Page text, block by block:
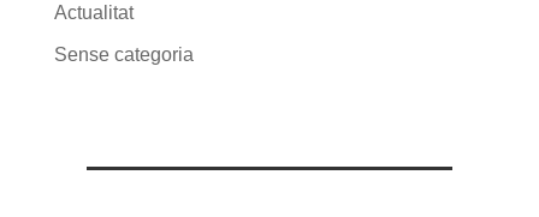
Actualitat
Sense categoria